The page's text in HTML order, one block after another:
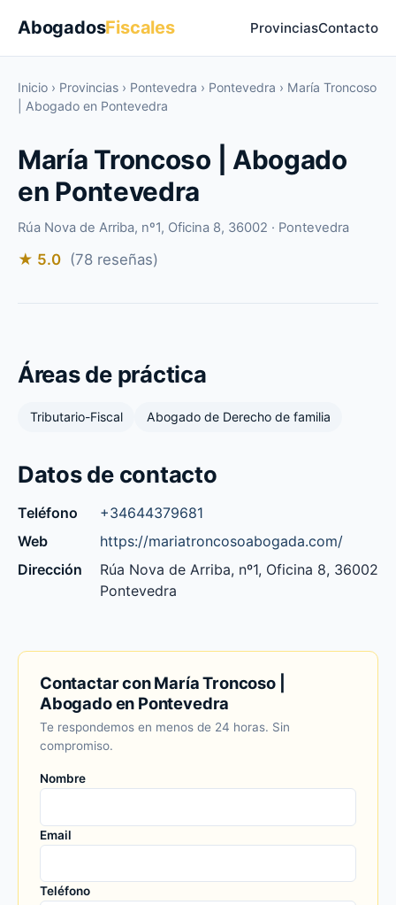
AbogadosFiscales ProvinciasContacto
Inicio › Provincias › Pontevedra › Pontevedra › María Troncoso
| Abogado en Pontevedra
María Troncoso | Abogado
en Pontevedra
Rúa Nova de Arriba, nº1, Oficina 8, 36002 · Pontevedra
★ 5.0 (78 reseñas)
Áreas de práctica
Tributario-Fiscal Abogado de Derecho de familia
Datos de contacto
Teléfono
+34644379681
Web
https://mariatroncosoabogada.com/
Dirección
Rúa Nova de Arriba, nº1, Oficina 8, 36002
Pontevedra
Contactar con María Troncoso |
Abogado en Pontevedra
Te respondemos en menos de 24 horas. Sin
compromiso.
Nombre
Email
Teléfono